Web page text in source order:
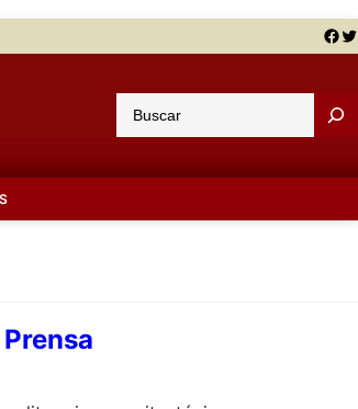
Facebook Twitter
u
a